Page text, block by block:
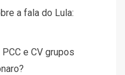
a fala do Lula:
e CV grupos